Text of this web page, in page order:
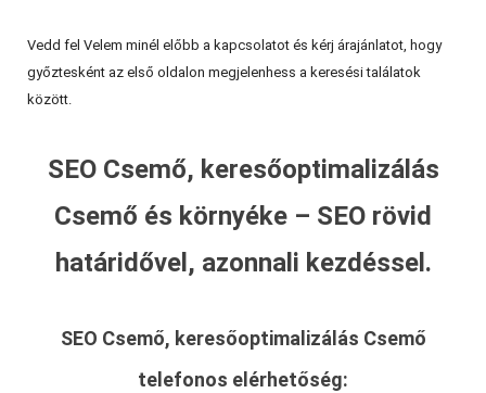
Vedd fel Velem minél előbb a kapcsolatot és kérj árajánlatot, hogy
győztesként az első oldalon megjelenhess a keresési találatok
között.
SEO Csemő, keresőoptimalizálás
Csemő és környéke – SEO rövid
határidővel, azonnali kezdéssel.
SEO Csemő, keresőoptimalizálás Csemő
telefonos elérhetőség: